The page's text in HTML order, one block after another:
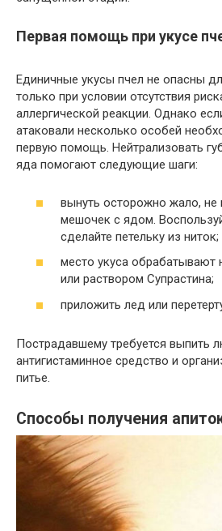
Первая помощь при укусе
Единичные укусы пчел не опасны
только при условии отсутствия
аллергической реакции. Однако
атаковали несколько особей
первую помощь. Нейтрализовать
яда помогают следующие шаги:
вынуть осторожно жало, не
мешочек с ядом.
сделайте петельку из ниток;
место укуса
или раствором Супрастина;
приложить лед или
Пострадавшему требуется выпить
антигистаминное средство и
питье.
Способы получения